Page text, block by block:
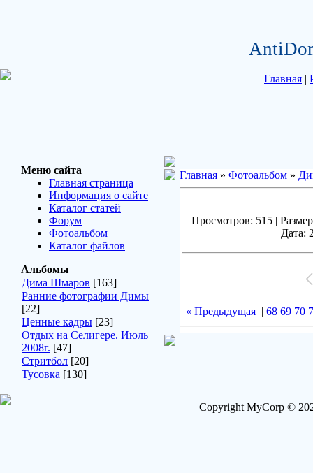
Главная |
Меню сайта
Главная страница
Информация о сайте
Каталог статей
Форум
Фотоальбом
Каталог файлов
Альбомы
Дима Шмаров [163]
Ранние фотографии Димы
[22]
Ценные кадры [23]
Отдых на Селигере. Июль
2008г. [47]
Стритбол [20]
Тусовка [130]
Главная » Фотоальбом »
Просмотров: 515 |
Дата:
« Предыдущая | 68 69 70
Copyright MyCorp ©